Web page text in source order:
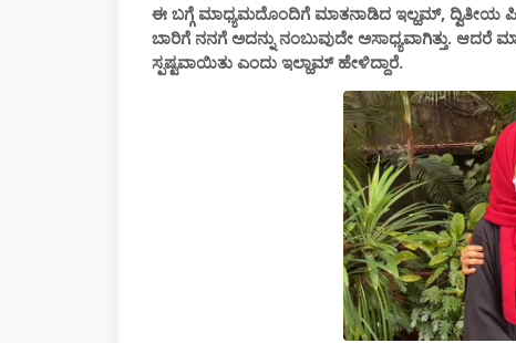
ಈ ಬಗ್ಗೆ ಮಾಧ್ಯಮದೊಂದಿಗೆ ಮಾತನಾಡಿದ ಇಲ್ಹಮ್, ದ್ವಿತೀಯ
ಬಾರಿಗೆ ನನಗೆ ಅದನ್ನು ನಂಬುವುದೇ ಅಸಾಧ್ಯವಾಗಿತ್ತು.
ಸ್ಪಷ್ಟವಾಯಿತು ಎಂದು ಇಲ್ಹಾಮ್ ಹೇಳಿದ್ದಾರೆ.